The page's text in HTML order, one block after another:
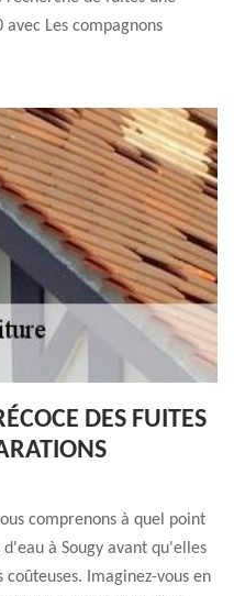
Les compagnons
DES FUITES
comprenons à quel point
à Sougy avant qu'elles
Imaginez-vous en